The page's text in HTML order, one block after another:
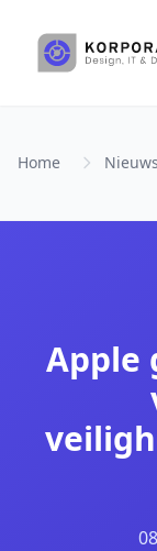
Home Nieuws
Apple